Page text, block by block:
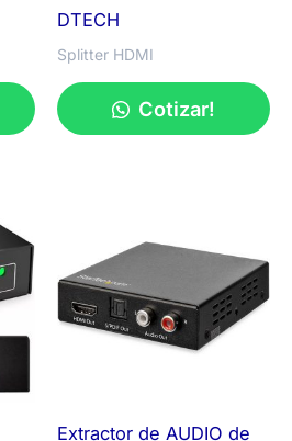
DTECH
Splitter HDMI
Cotizar!
Extractor de AUDIO de